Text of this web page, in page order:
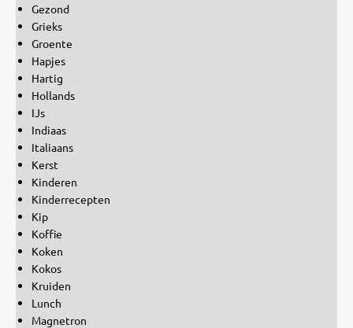
Gezond
Grieks
Groente
Hapjes
Hartig
Hollands
IJs
Indiaas
Italiaans
Kerst
Kinderen
Kinderrecepten
Kip
Koffie
Koken
Kokos
Kruiden
Lunch
Magnetron